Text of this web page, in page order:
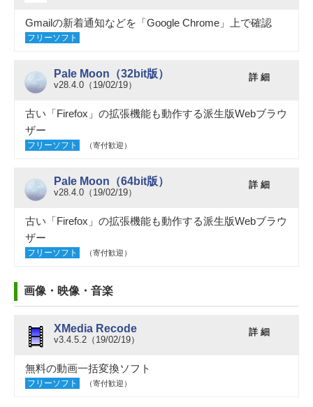
Gmailの新着通知などを「Google Chrome」上で確認
フリーソフト
Pale Moon（32bit版）
v28.4.0（19/02/19）
詳 細
古い「Firefox」の拡張機能も動作する派生版Webブラウ
ザー
フリーソフト （寄付歓迎）
Pale Moon（64bit版）
v28.4.0（19/02/19）
詳 細
古い「Firefox」の拡張機能も動作する派生版Webブラウ
ザー
フリーソフト （寄付歓迎）
画像・映像・音楽
XMedia Recode
v3.4.5.2（19/02/19）
詳 細
無料の動画一括変換ソフト
フリーソフト （寄付歓迎）